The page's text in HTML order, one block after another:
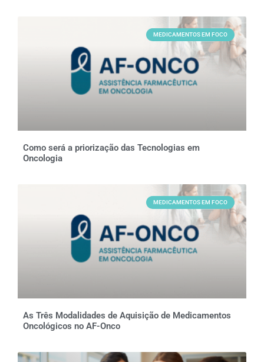
MEDICAMENTOS EM FOCO
Como será a priorização das Tecnologias em
Oncologia
MEDICAMENTOS EM FOCO
As Três Modalidades de Aquisição de Medicamentos
Oncológicos no AF-Onco